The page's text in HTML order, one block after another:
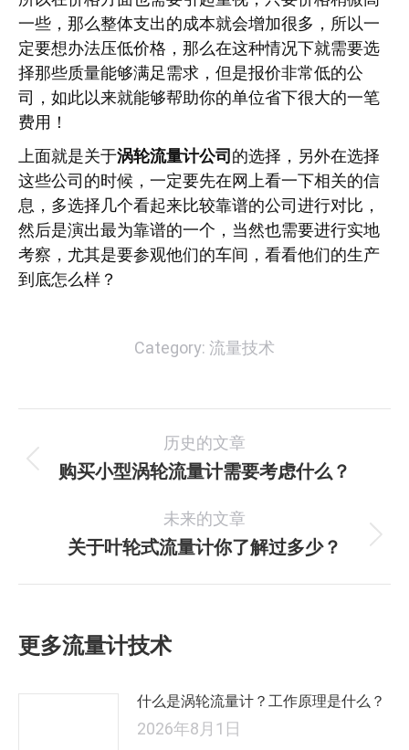
一些，那么整体支出的成本就会增加很多，所以一
定要想办法压低价格，那么在这种情况下就需要选
择那些质量能够满足需求，但是报价非常低的公
司，如此以来就能够帮助你的单位省下很大的一笔
费用！
上面就是关于涡轮流量计公司的选择，另外在选择
这些公司的时候，一定要先在网上看一下相关的信
息，多选择几个看起来比较靠谱的公司进行对比，
然后是演出最为靠谱的一个，当然也需要进行实地
考察，尤其是要参观他们的车间，看看他们的生产
到底怎么样？
Category: 流量技术
章
历史的文章
历
的
文
购买小型涡轮流量计需要考虑什么？
未来的文章
未
关于叶轮式流量计你了解过多少？
更多流量计技术
什么是涡轮流量计？工作原理是什么？
2026年8月1日